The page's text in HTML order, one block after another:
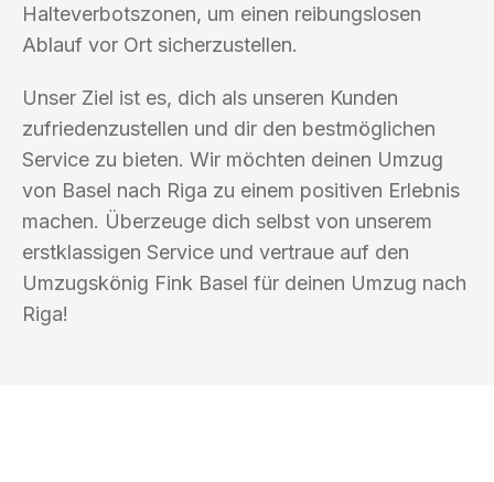
Halteverbotszonen, um einen reibungslosen
Ablauf vor Ort sicherzustellen.
Unser Ziel ist es, dich als unseren Kunden
zufriedenzustellen und dir den bestmöglichen
Service zu bieten. Wir möchten deinen Umzug
von Basel nach Riga zu einem positiven Erlebnis
machen. Überzeuge dich selbst von unserem
erstklassigen Service und vertraue auf den
Umzugskönig Fink Basel für deinen Umzug nach
Riga!